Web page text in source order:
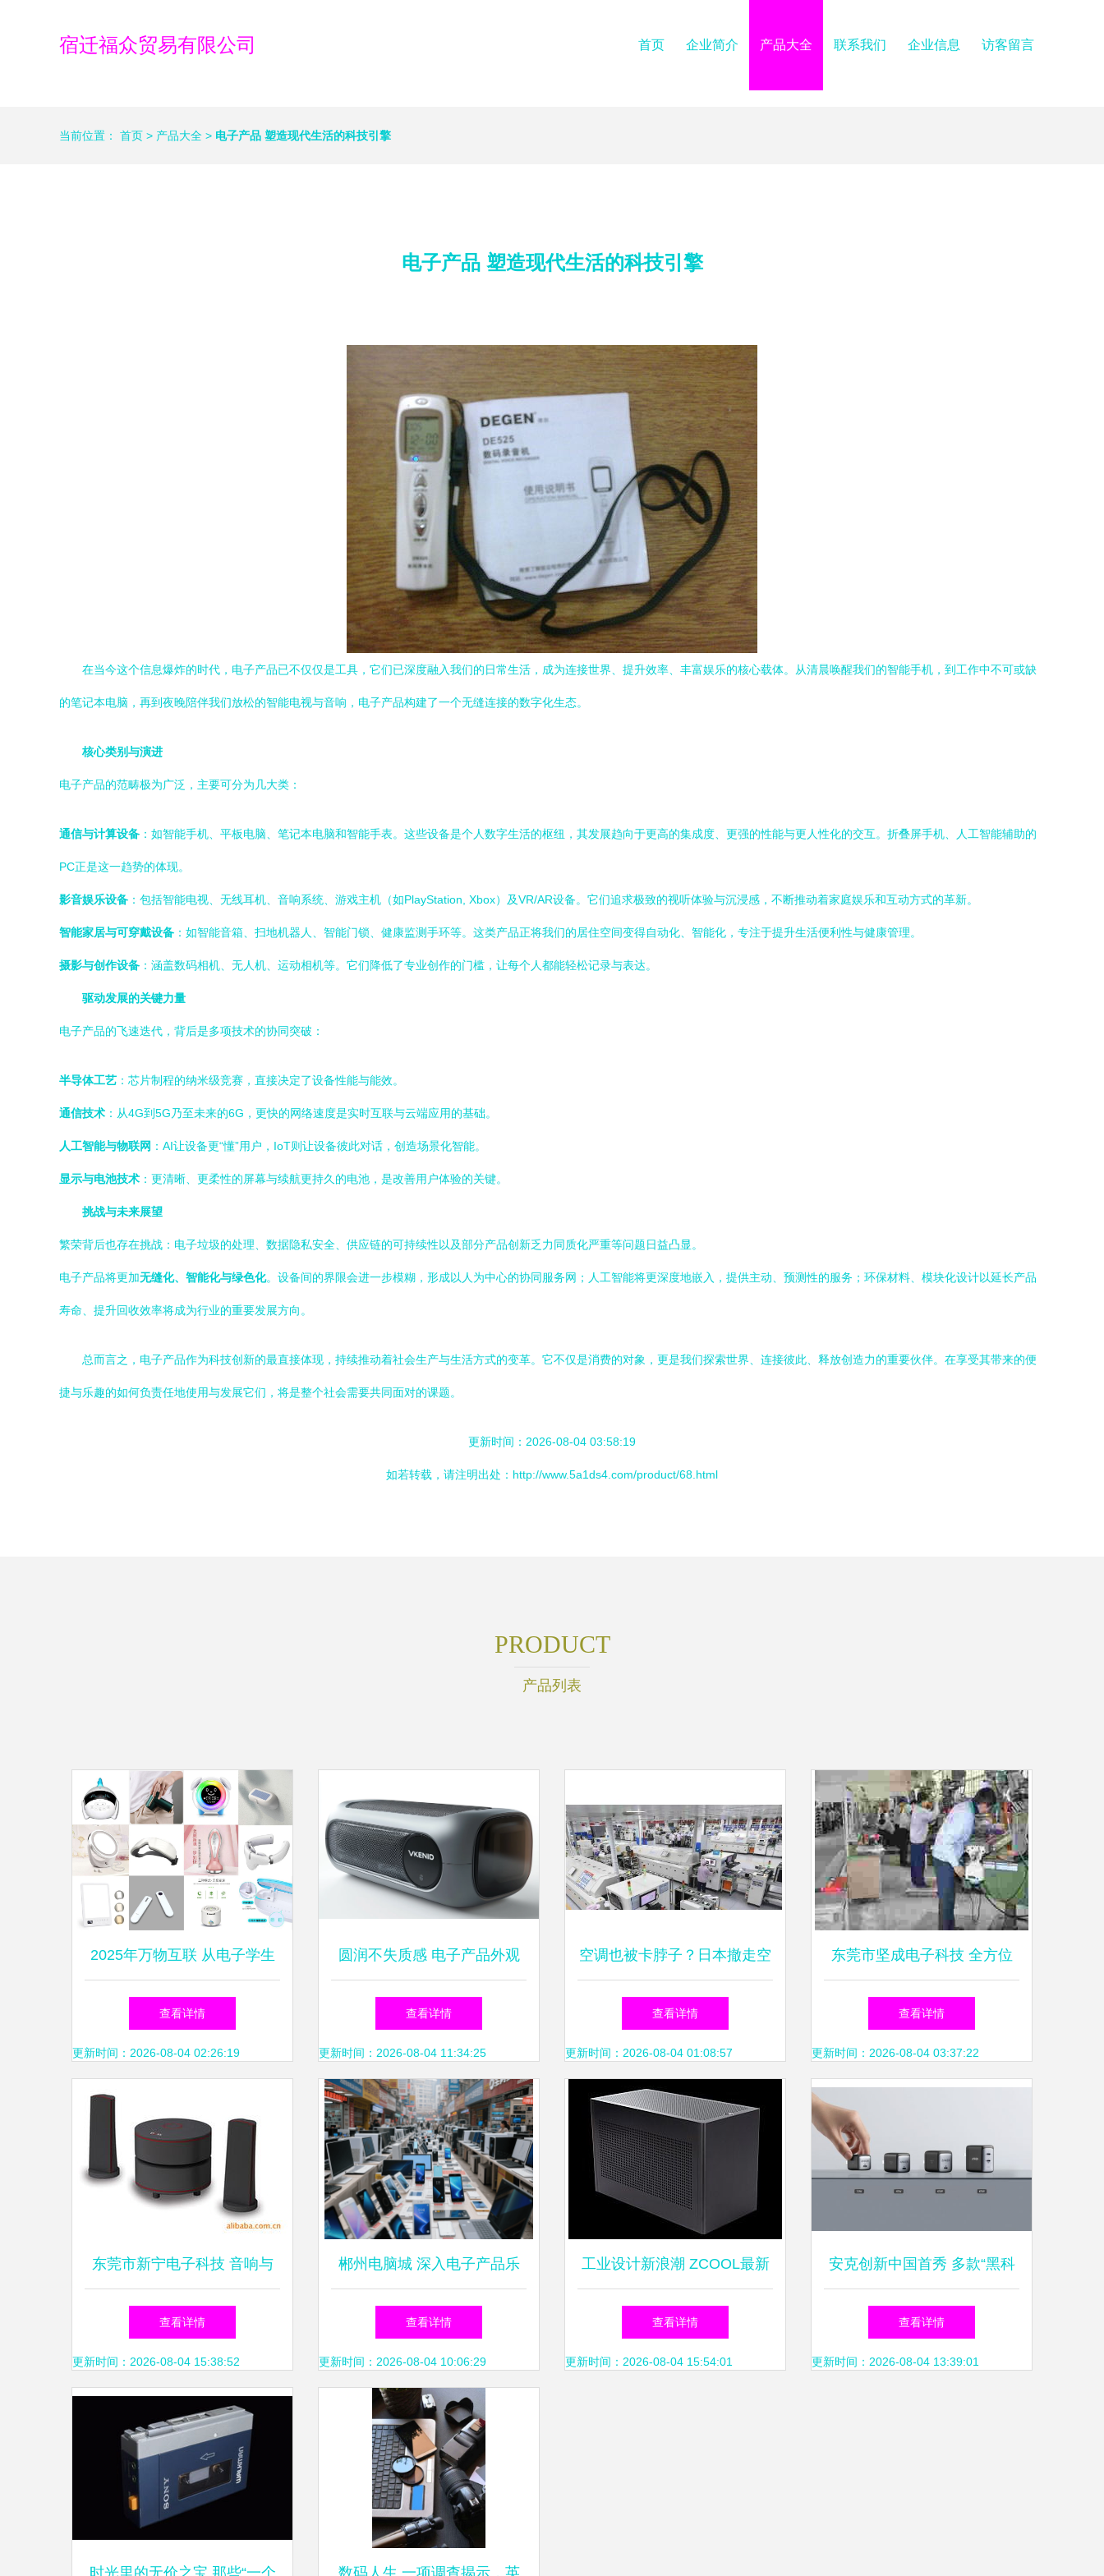
宿迁福众贸易有限公司 首页 企业简介 产品大全 联系我们 企业信息 访客留言
当前位置： 首页 > 产品大全 > 电子产品 塑造现代生活的科技引擎
电子产品 塑造现代生活的科技引擎
在当今这个信息爆炸的时代，电子产品已不仅仅是工具，它们已深度融入我们的日常生活，成为连接世界、提升效率、丰富娱乐的核心载体。从清晨唤醒我们的智能手机，到工作中不可或缺
的笔记本电脑，再到夜晚陪伴我们放松的智能电视与音响，电子产品构建了一个无缝连接的数字化生态。
核心类别与演进
电子产品的范畴极为广泛，主要可分为几大类：
通信与计算设备 ：如智能手机、平板电脑、笔记本电脑和智能手表。这些设备是个人数字生活的枢纽，其发展趋向于更高的集成度、更强的性能与更人性化的交互。折叠屏手机、人工智能辅助的
PC正是这一趋势的体现。
影音娱乐设备 ：包括智能电视、无线耳机、音响系统、游戏主机（如PlayStation, Xbox）及VR/AR设备。它们追求极致的视听体验与沉浸感，不断推动着家庭娱乐和互动方式的革新。
智能家居与可穿戴设备 ：如智能音箱、扫地机器人、智能门锁、健康监测手环等。这类产品正将我们的居住空间变得自动化、智能化，专注于提升生活便利性与健康管理。
摄影与创作设备 ：涵盖数码相机、无人机、运动相机等。它们降低了专业创作的门槛，让每个人都能轻松记录与表达。
驱动发展的关键力量
电子产品的飞速迭代，背后是多项技术的协同突破：
半导体工艺 ：芯片制程的纳米级竞赛，直接决定了设备性能与能效。
通信技术 ：从4G到5G乃至未来的6G，更快的网络速度是实时互联与云端应用的基础。
人工智能与物联网 ：AI让设备更“懂”用户，IoT则让设备彼此对话，创造场景化智能。
显示与电池技术 ：更清晰、更柔性的屏幕与续航更持久的电池，是改善用户体验的关键。
挑战与未来展望
繁荣背后也存在挑战：电子垃圾的处理、数据隐私安全、供应链的可持续性以及部分产品创新乏力同质化严重等问题日益凸显。
电子产品将更加无缝化、智能化与绿色化。设备间的界限会进一步模糊，形成以人为中心的协同服务网；人工智能将更深度地嵌入，提供主动、预测性的服务；环保材料、模块化设计以延长产品
寿命、提升回收效率将成为行业的重要发展方向。
总而言之，电子产品作为科技创新的最直接体现，持续推动着社会生产与生活方式的变革。它不仅是消费的对象，更是我们探索世界、连接彼此、释放创造力的重要伙伴。在享受其带来的便
捷与乐趣的如何负责任地使用与发展它们，将是整个社会需要共同面对的课题。
更新时间：2026-08-04 03:58:19
如若转载，请注明出处：http://www.5a1ds4.com/product/68.html
PRODUCT
产品列表
2025年万物互联 从电子学生
证到工业无人机，智能系统化
管理设计与生产
查看详情
更新时间：2026-08-04 02:26:19
圆润不失质感 电子产品外观
设计的全新美学主张
查看详情
更新时间：2026-08-04 11:34:25
空调也被卡脖子？日本撤走空
调压缩机生产线，国产替代能
扛大旗
查看详情
更新时间：2026-08-04 01:08:57
东莞市坚成电子科技 全方位
电子制造解决方案供应商
查看详情
更新时间：2026-08-04 03:37:22
东莞市新宁电子科技 音响与
电子产品实力一览
查看详情
更新时间：2026-08-04 15:38:52
郴州电脑城 深入电子产品乐
园的五重隐秘天地
查看详情
更新时间：2026-08-04 10:06:29
工业设计新浪潮 ZCOOL最新
电子产品作品集解析
查看详情
更新时间：2026-08-04 15:54:01
安克创新中国首秀 多款“黑科
技”消费电子产品重磅登场，
重新定义智能生活
查看详情
更新时间：2026-08-04 13:39:01
时光里的无价之宝 那些“一个 数码人生 一项调查揭示，英